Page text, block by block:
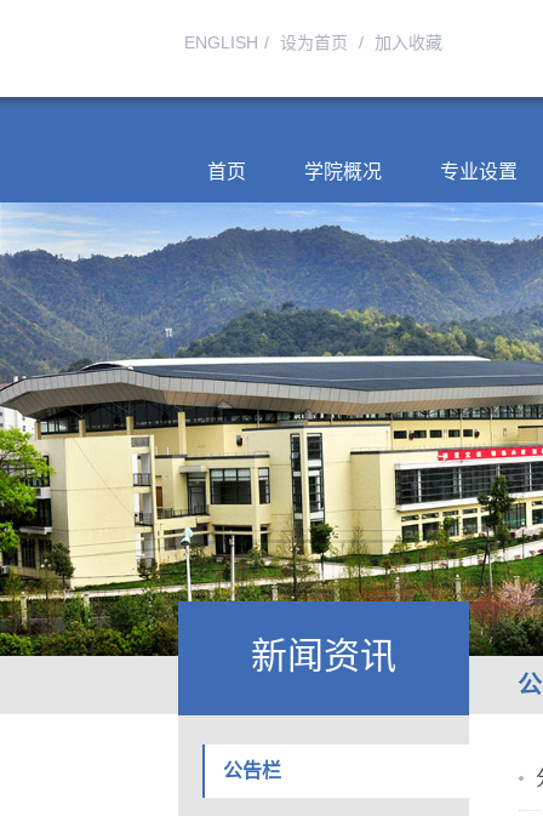
ENGLISH / 设为首页 / 加入收藏
首页 学院概况 专业设置
新闻资讯
公告栏